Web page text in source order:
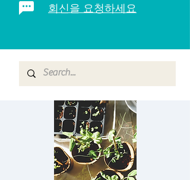
회신을 요청하세요